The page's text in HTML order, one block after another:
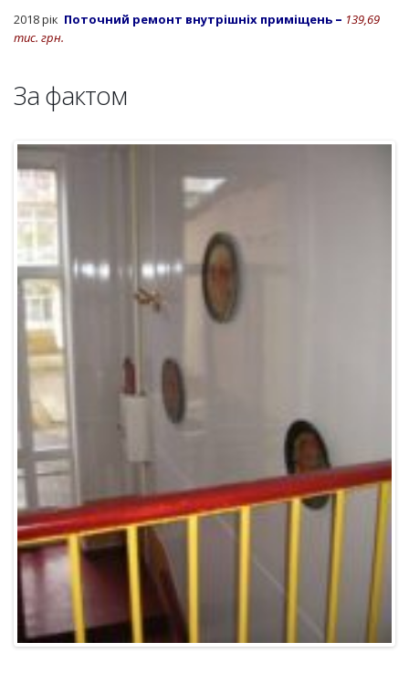
2018 рік Поточний ремонт внутрішніх приміщень – 139,69
тис. грн.
За фактом